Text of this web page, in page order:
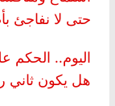
حتى لا نفاجئ
اليوم..
هل يكون